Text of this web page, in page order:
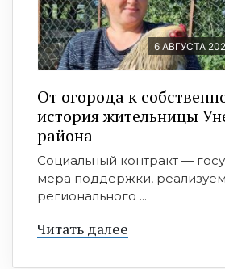
6 АВГУСТА
От огорода к
история жительницы
района
Социальный контракт —
мера поддержки,
регионального ...
Читать далее